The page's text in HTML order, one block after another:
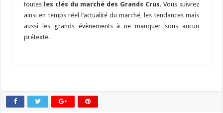
toutes les clés du marché des Grands Crus. Vous suivrez
ainsi en temps réel l’actualité du marché, les tendances mais
aussi les grands évènements à ne manquer sous aucun
prétexte.